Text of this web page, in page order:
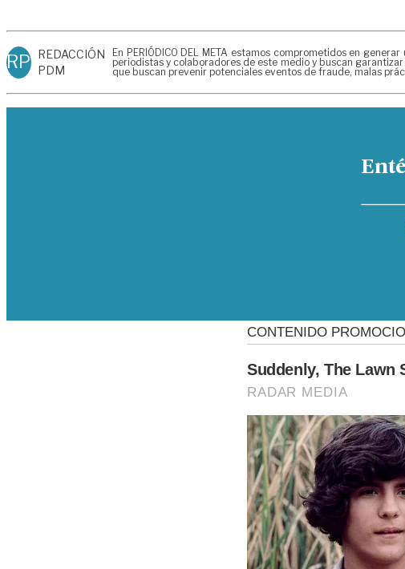
RP REDACCIÓN
PDM
En PERIÓDICO DEL META estamos comprometidos en
periodistas y colaboradores de este medio y buscan
que buscan prevenir potenciales eventos de fraude, malas